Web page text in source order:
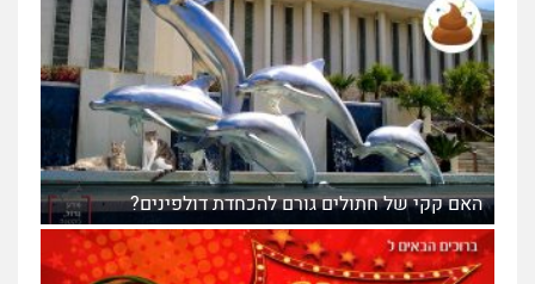
האם קקי של חתולים גורם להכחדת דולפינים?